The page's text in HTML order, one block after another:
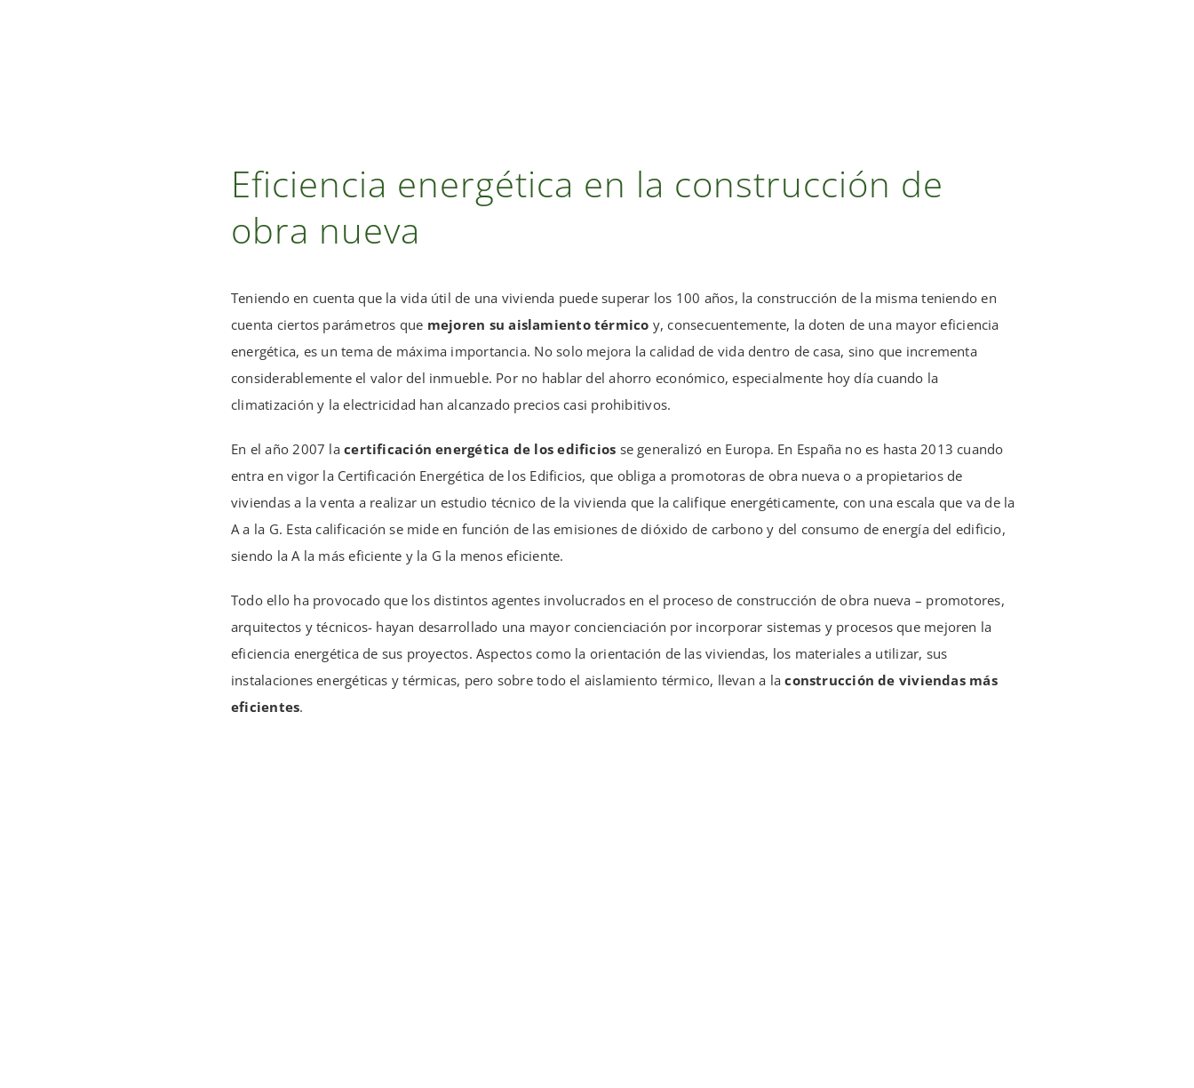
Eficiencia energética en la construcción de
obra nueva
Teniendo en cuenta que la vida útil de una vivienda puede superar los 100 años, la construcción de la misma teniendo en
cuenta ciertos parámetros que mejoren su aislamiento térmico y, consecuentemente, la doten de una mayor eficiencia
energética, es un tema de máxima importancia. No solo mejora la calidad de vida dentro de casa, sino que incrementa
considerablemente el valor del inmueble. Por no hablar del ahorro económico, especialmente hoy día cuando la
climatización y la electricidad han alcanzado precios casi prohibitivos.
En el año 2007 lacertificación energética de los edificios se generalizó en Europa. En España no es hasta 2013 cuando
entra en vigor la Certificación Energética de los Edificios, que obliga a promotoras de obra nueva o a propietarios de
viviendas a la venta a realizar un estudio técnico de la vivienda que la califique energéticamente, con una escala que va de la
A a la G. Esta calificación se mide en función de las emisiones de dióxido de carbono y del consumo de energía del edificio,
siendo la A la más eficiente y la G la menos eficiente.
Todo ello ha provocado que los distintos agentes involucrados en el proceso de construcción de obra nueva – promotores,
arquitectos y técnicos- hayan desarrollado una mayor concienciación por incorporar sistemas y procesos que mejoren la
eficiencia energética de sus proyectos. Aspectos como la orientación de las viviendas, los materiales a utilizar, sus
instalaciones energéticas y térmicas, pero sobre todo el aislamiento térmico, llevan a laconstrucción de viviendas más
eficientes.